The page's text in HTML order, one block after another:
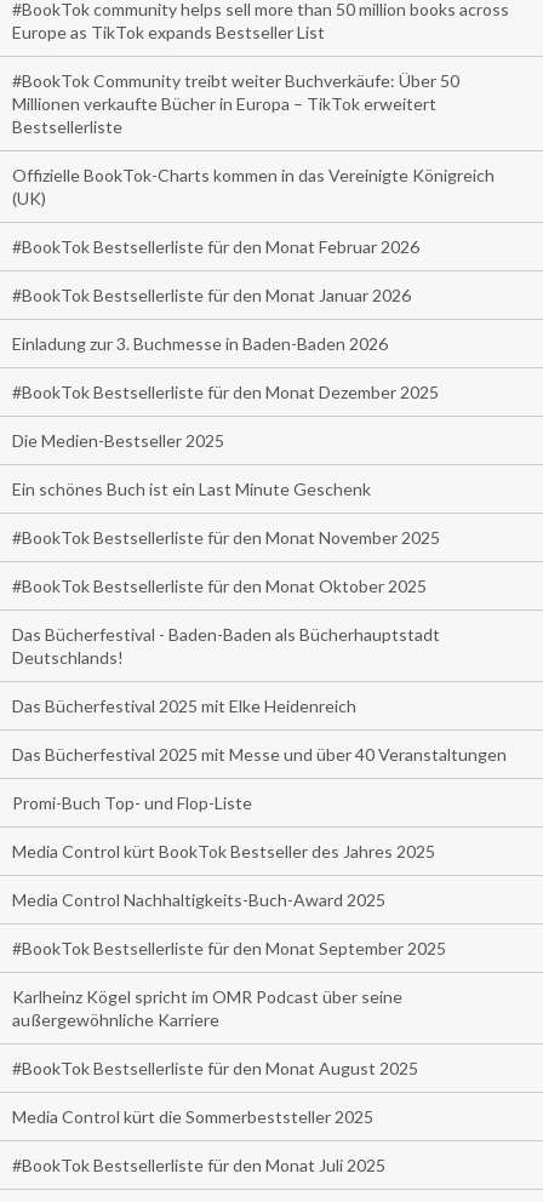
#BookTok community helps sell more than 50 million books across
Europe as TikTok expands Bestseller List
#BookTok Community treibt weiter Buchverkäufe: Über 50
Millionen verkaufte Bücher in Europa – TikTok erweitert
Bestsellerliste
Offizielle BookTok-Charts kommen in das Vereinigte Königreich
(UK)
#BookTok Bestsellerliste für den Monat Februar 2026
#BookTok Bestsellerliste für den Monat Januar 2026
Einladung zur 3. Buchmesse in Baden-Baden 2026
#BookTok Bestsellerliste für den Monat Dezember 2025
Die Medien-Bestseller 2025
Ein schönes Buch ist ein Last Minute Geschenk
#BookTok Bestsellerliste für den Monat November 2025
#BookTok Bestsellerliste für den Monat Oktober 2025
Das Bücherfestival - Baden-Baden als Bücherhauptstadt
Deutschlands!
Das Bücherfestival 2025 mit Elke Heidenreich
Das Bücherfestival 2025 mit Messe und über 40 Veranstaltungen
Promi-Buch Top- und Flop-Liste
Media Control kürt BookTok Bestseller des Jahres 2025
Media Control Nachhaltigkeits-Buch-Award 2025
#BookTok Bestsellerliste für den Monat September 2025
Karlheinz Kögel spricht im OMR Podcast über seine
außergewöhnliche Karriere
#BookTok Bestsellerliste für den Monat August 2025
Media Control kürt die Sommerbeststeller 2025
#BookTok Bestsellerliste für den Monat Juli 2025